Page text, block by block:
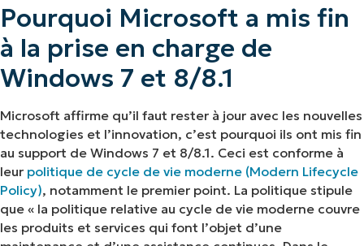
Pourquoi Microsoft a mis fin
à la prise en charge de
Windows 7 et 8/8.1
Microsoft affirme qu’il faut rester à jour avec les nouvelles
technologies et l’innovation, c’est pourquoi ils ont mis fin
au support de Windows 7 et 8/8.1. Ceci est conforme à
leur politique de cycle de vie moderne (Modern Lifecycle
Policy), notamment le premier point. La politique stipule
que « la politique relative au cycle de vie moderne couvre
les produits et services qui font l’objet d’une